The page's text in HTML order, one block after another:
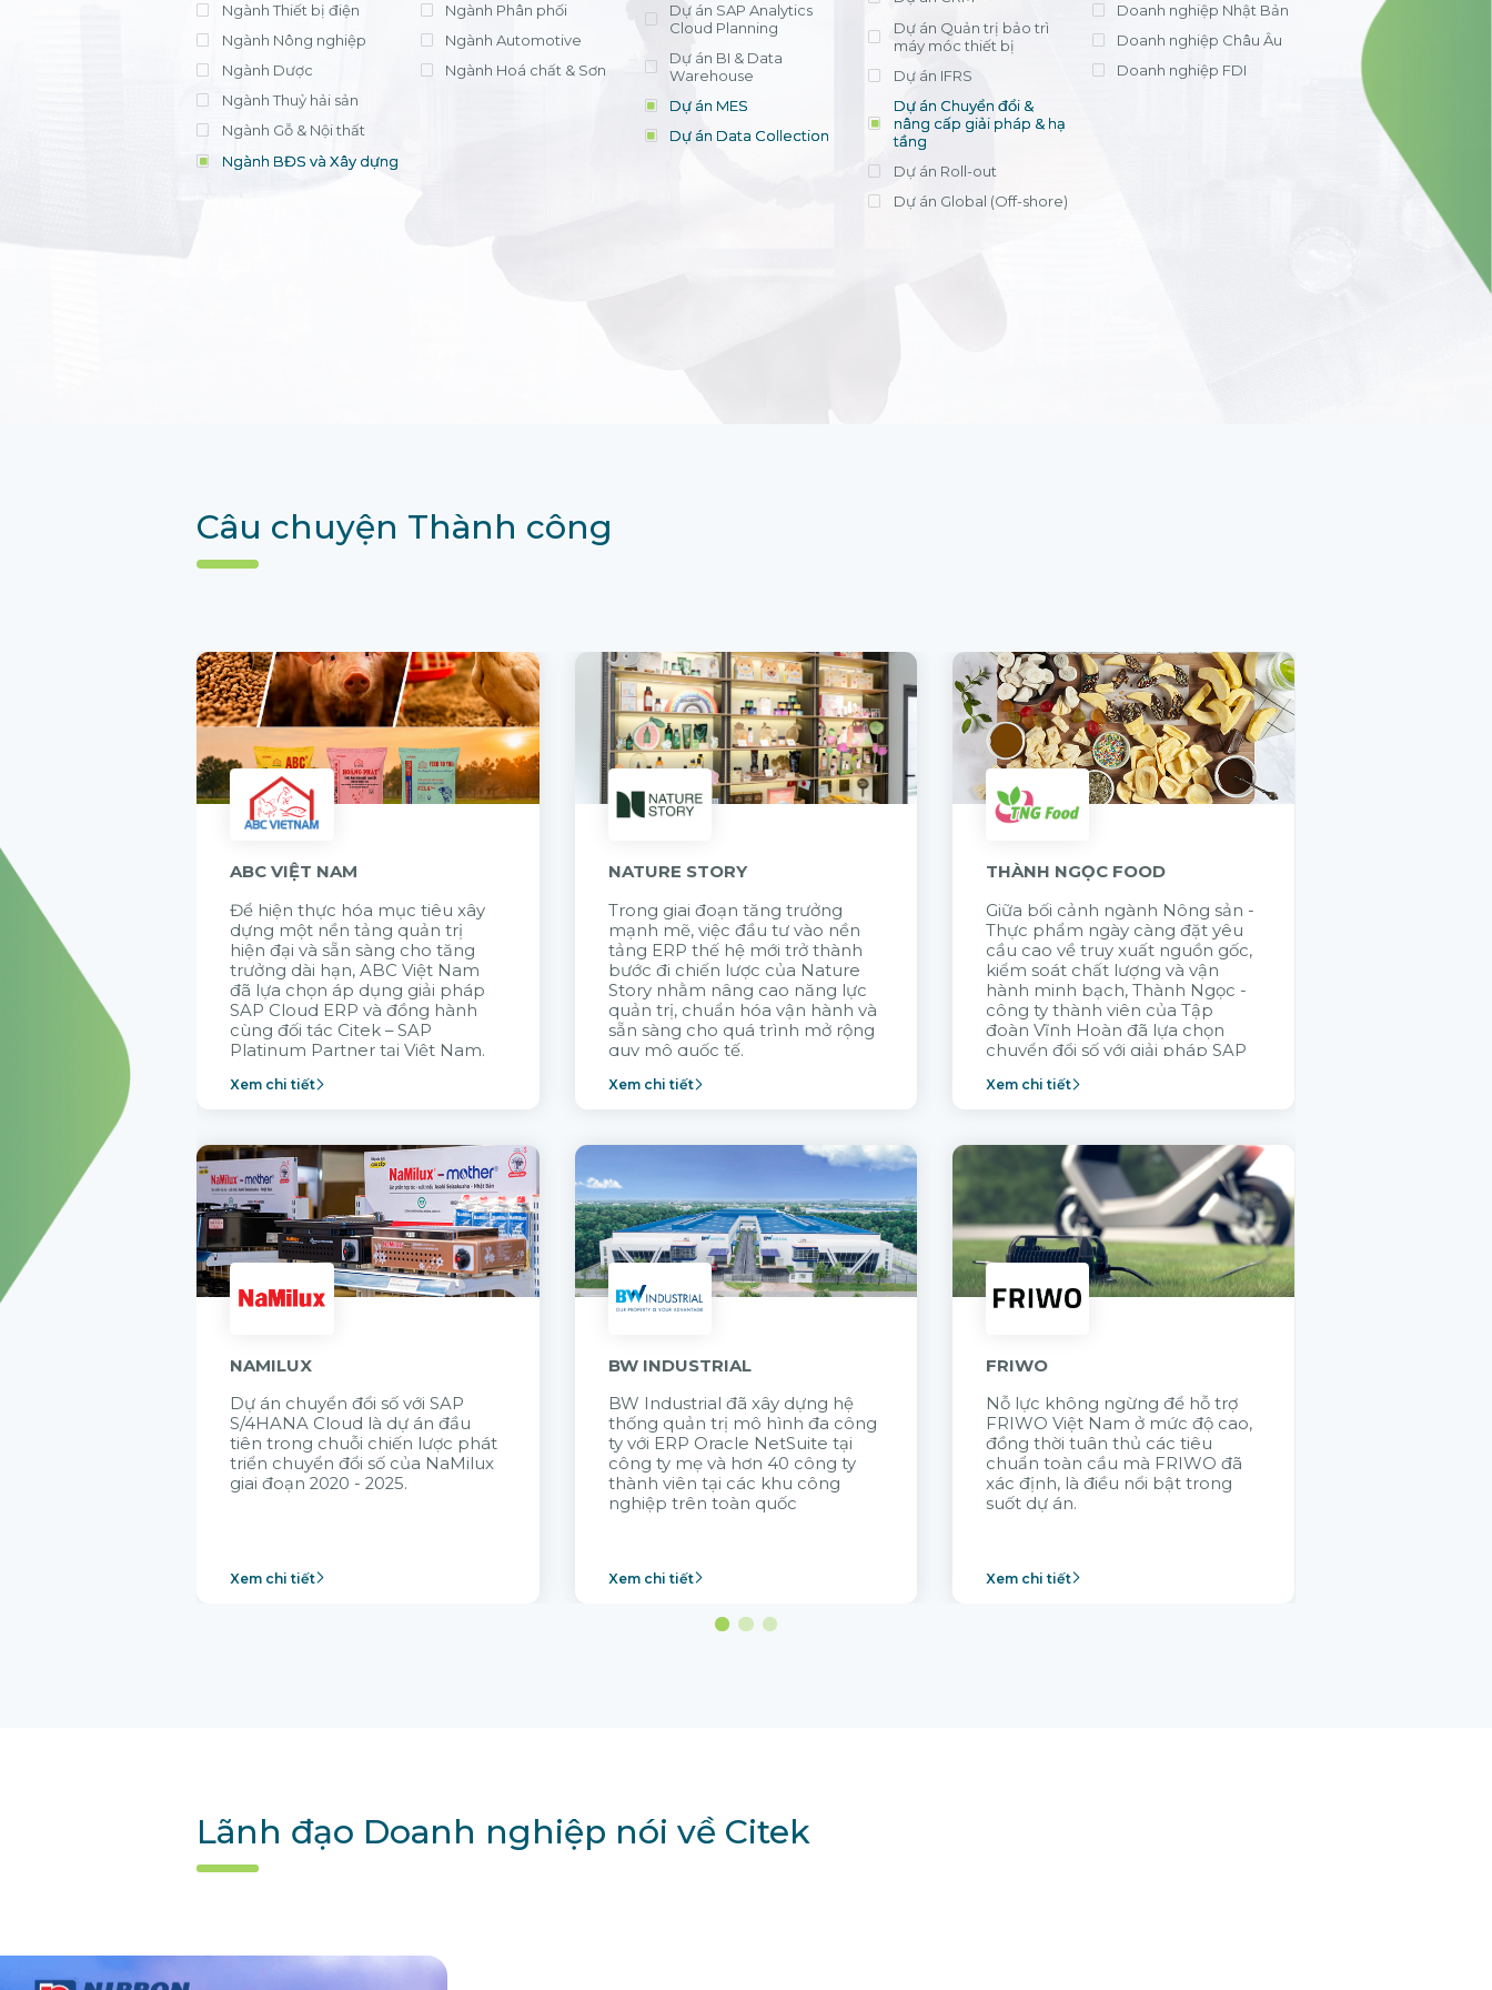
Ngành Thiết bị điện
Ngành Nông nghiệp
Ngành Dược
Ngành Thuỷ hải sản
Ngành Gỗ & Nội thất
Ngành BĐS và Xây dựng
Ngành Phân phối
Ngành Automotive
Ngành Hoá chất & Sơn
Dự án SAP Analytics
Cloud Planning
Dự án BI & Data
Warehouse
Dự án MES
Dự án Data Collection
Dự án Quản trị bảo trì
máy móc thiết bị
Dự án IFRS
Dự án Chuyển đổi &
nâng cấp giải pháp & hạ
tầng
Dự án Roll-out
Dự án Global (Off-shore)
Doanh nghiệp Nhật Bản
Doanh nghiệp Châu Âu
Doanh nghiệp FDI
Câu chuyện Thành công
ABC VIỆT NAM
Để hiện thực hóa mục tiêu xây
dựng một nền tảng quản trị
hiện đại và sẵn sàng cho tăng
trưởng dài hạn, ABC Việt Nam
đã lựa chọn áp dụng giải pháp
SAP Cloud ERP và đồng hành
cùng đối tác Citek – SAP
Platinum Partner tại Việt Nam.
Xem chi tiết
NATURE STORY
Trong giai đoạn tăng trưởng
mạnh mẽ, việc đầu tư vào nền
tảng ERP thế hệ mới trở thành
bước đi chiến lược của Nature
Story nhằm nâng cao năng lực
quản trị, chuẩn hóa vận hành và
sẵn sàng cho quá trình mở rộng
quy mô quốc tế.
Xem chi tiết
THÀNH NGỌC FOOD
Giữa bối cảnh ngành Nông sản -
Thực phẩm ngày càng đặt yêu
cầu cao về truy xuất nguồn gốc,
kiểm soát chất lượng và vận
hành minh bạch, Thành Ngọc -
công ty thành viên của Tập
đoàn Vĩnh Hoàn đã lựa chọn
chuyển đổi số với giải pháp SAP
năng lực vận hành bền vững.
Xem chi tiết
NAMILUX
Dự án chuyển đổi số với SAP
S/4HANA Cloud là dự án đầu
tiên trong chuỗi chiến lược phát
triển chuyển đổi số của NaMilux
giai đoạn 2020 - 2025.
Xem chi tiết
BW INDUSTRIAL
BW Industrial đã xây dựng hệ
thống quản trị mô hình đa công
ty với ERP Oracle NetSuite tại
công ty mẹ và hơn 40 công ty
thành viên tại các khu công
nghiệp trên toàn quốc
Xem chi tiết
FRIWO
Nỗ lực không ngừng để hỗ trợ
FRIWO Việt Nam ở mức độ cao,
đồng thời tuân thủ các tiêu
chuẩn toàn cầu mà FRIWO đã
xác định, là điều nổi bật trong
suốt dự án.
Xem chi tiết
Lãnh đạo Doanh nghiệp nói về Citek